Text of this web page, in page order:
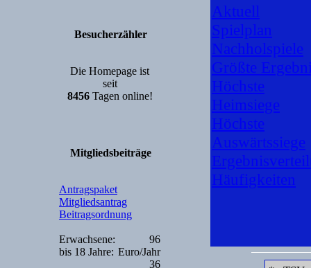
Besucherzähler
Die Homepage ist
seit
8456Tagen online!
Mitgliedsbeiträge
Antragspaket
Mitgliedsantrag
Beitragsordnung
Erwachsene:
bis 18 Jahre:
96
Euro/Jahr
36
Aktuell
Spielplan
Nachholspiele
Größte
Höchste
Heimsiege
Höchste
Auswärtssiege
Häufigkeiten